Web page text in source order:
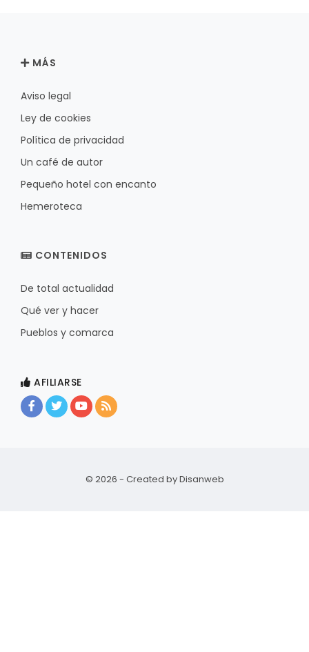
MÁS
Aviso legal
Ley de cookies
Política de privacidad
Un café de autor
Pequeño hotel con encanto
Hemeroteca
CONTENIDOS
De total actualidad
Qué ver y hacer
Pueblos y comarca
AFILIARSE
© 2026 - Created byDisanweb